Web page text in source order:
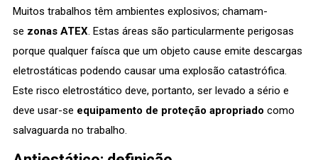
Muitos trabalhos têm ambientes explosivos; chamam-
se zonas ATEX . Estas áreas são particularmente perigosas
porque qualquer faísca que um objeto cause emite descargas
eletrostáticas podendo causar uma explosão catastrófica.
Este risco eletrostático deve, portanto, ser levado a sério e
deve usar-se equipamento de proteção apropriado como
salvaguarda no trabalho.